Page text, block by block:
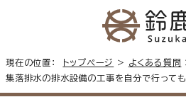
現在の位置： トップページ > よくある質問
集落排水の排水設備の工事を自分で行って